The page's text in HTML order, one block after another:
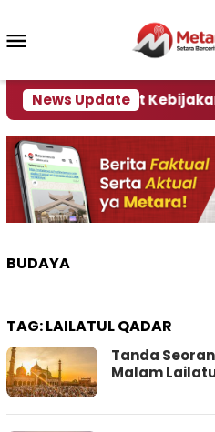
konten
News Update
Pengamat Kebijakan
BUDAYA
TAG:LAILATUL QADAR
Tanda
Malam